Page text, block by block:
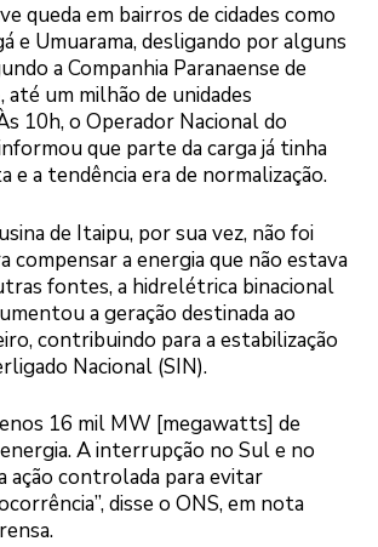
queda em bairros de cidades como
e Umuarama, desligando por alguns
a Companhia Paranaense de
até um milhão de unidades
10h, o Operador Nacional do
que parte da carga já tinha
e a tendência era de normalização.
de Itaipu, por sua vez, não foi
compensar a energia que não estava
fontes, a hidrelétrica binacional
a geração destinada ao
contribuindo para a estabilização
Nacional (SIN).
16 mil MW [megawatts] de
A interrupção no Sul e no
ação controlada para evitar
disse o ONS, em nota